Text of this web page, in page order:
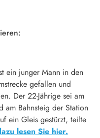
ein junger Mann in den
gefallen und
Der 22-Jährige sei am
am Bahnsteig der Station
ein Gleis gestürzt, teilte
lesen Sie hier.